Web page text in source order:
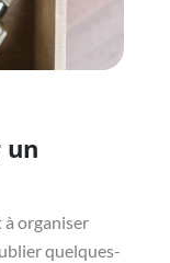
un
à organiser
quelques-